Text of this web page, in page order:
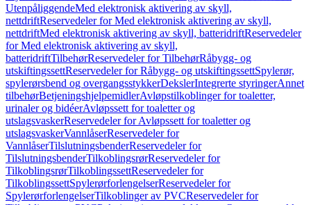
UtenpåliggendeMed elektronisk aktivering av skyll,
nettdriftReservedeler for Med elektronisk aktivering av skyll,
nettdriftMed elektronisk aktivering av skyll, batteridriftReservedeler
for Med elektronisk aktivering av skyll,
batteridriftTilbehørReservedeler for TilbehørRåbygg- og
utskiftingssettReservedeler for Råbygg- og utskiftingssettSpylerør,
spylerørsbend og overgangsstykkerDekslerIntegrerte styringerAnnet
tilbehørBetjeningshjelpemidlerAvløpstilkoblinger for toaletter,
urinaler og bidéerAvløpssett for toaletter og
utslagsvaskerReservedeler for Avløpssett for toaletter og
utslagsvaskerVannlåserReservedeler for
VannlåserTilslutningsbenderReservedeler for
TilslutningsbenderTilkoblingsrørReservedeler for
TilkoblingsrørTilkoblingssettReservedeler for
TilkoblingssettSpylerørforlengelserReservedeler for
SpylerørforlengelserTilkoblinger av PVCReservedeler for